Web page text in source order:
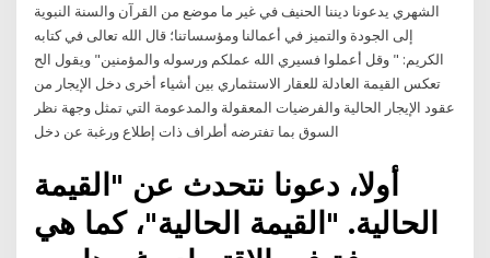
الشهري يدعونا ديننا الحنيف في غير ما موضع من القرآن والسنة النبوية
إلى الجودة والتميز في أعمالنا ومؤسساتنا؛ قال الله تعالى في كتابه
الكريم: " وقل أعملوا فسيري الله عملكم ورسوله والمؤمنين" ويقول الح
تعكس القيمة العادلة للعقار الاستثماري بين أشياء أخرى دخل الإيجار من
عقود الإيجار الحالية والفرضيات المعقولة والمدعومة التي تمثل وجهة نظر
السوق بما تفترضه أطراف ذات إطلاع ورغبة عن دخل
أولا، دعونا نتحدث عن "القيمة
الحالية. "القيمة الحالية"، كما هي